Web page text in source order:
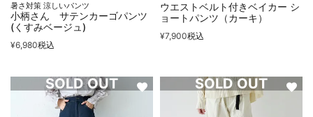
暑さ対策 涼しいパンツ
小柄さん サテンカーゴパンツ
(くすみベージュ)
¥6,980税込
ウエストベルト付きベイカー シ
ョートパンツ（カーキ）
¥7,900税込
SOLD OUT SOLD OUT